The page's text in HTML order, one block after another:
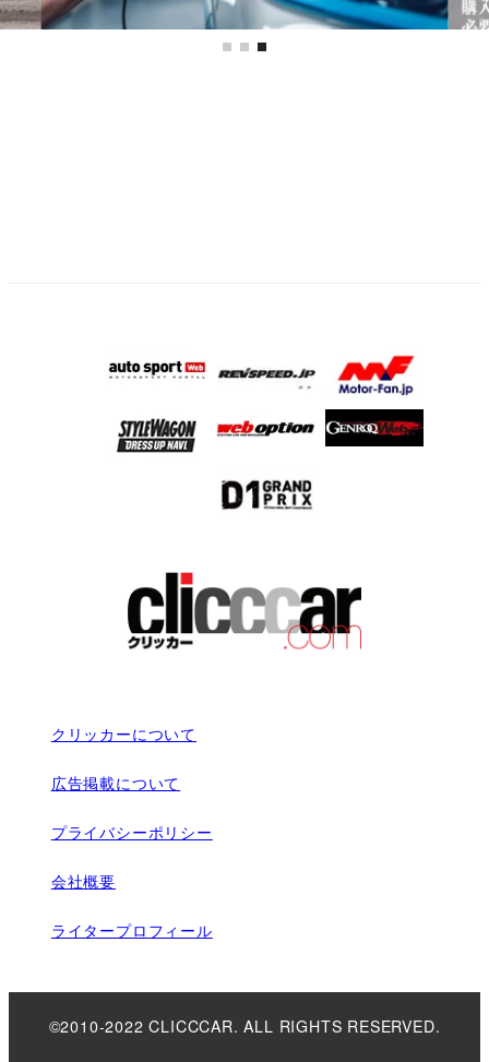
クリッカーについて
広告掲載について
プライバシーポリシー
会社概要
ライタープロフィール
©2010-2022 CLICCCAR. ALL RIGHTS RESERVED.